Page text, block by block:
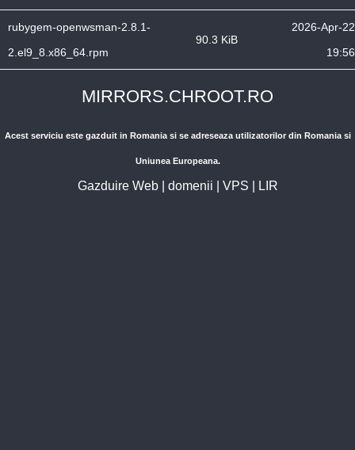
rubygem-openwsman-2.8.1-
2.el9_8.x86_64.rpm
90.3 KiB
2026-Apr-22
19:56
MIRRORS.CHROOT.RO
Acest serviciu este gazduit in Romania si se adreseaza utilizatorilor din Romania si
Uniunea Europeana.
Gazduire Web| domenii VPS LIR